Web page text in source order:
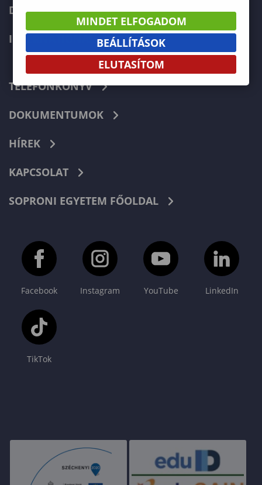
DOKTORI ISKOLA
INTERNATIONAL
TELEFONKÖNYV
DOKUMENTUMOK
HÍREK
KAPCSOLAT
SOPRONI EGYETEM FŐOLDAL
Facebook Instagram YouTube LinkedIn
TikTok
MINDET ELFOGADOM
BEÁLLÍTÁSOK
ELUTASÍTOM